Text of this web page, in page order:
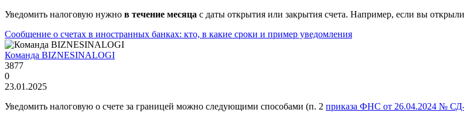
Уведомить налоговую нужно в течение месяца с даты открытия или закрытия счета. Например, если вы
Сообщение о счетах в иностранных банках: кто, в какие сроки и пример уведомления
Команда BIZNESINALOGI
3877
0
23.01.2025
Уведомить налоговую о счете за границей можно следующими способами (п. 2 приказа ФНС от 26.04.2024 №